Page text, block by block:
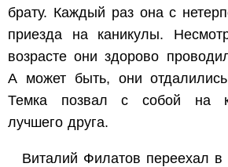
брату. Каждый раз она с
приезда на каникулы.
возрасте они здорово
А может быть, они
Темка позвал с собой на
лучшего друга.
Виталий Филатов переехал в